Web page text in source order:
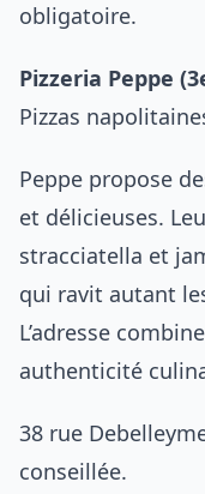
obligatoire.
Pizzeria Peppe
Pizzas
Peppe propose
et délicieuses.
stracciatella et
qui ravit autant
L’adresse
authenticité
38 rue
conseillée.